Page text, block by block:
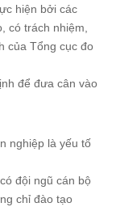
hiện bởi các
có trách nhiệm,
của Tổng cục đo
để đưa cân vào
nghiệp là yếu tố
đội ngũ cán bộ
chỉ đào tạo